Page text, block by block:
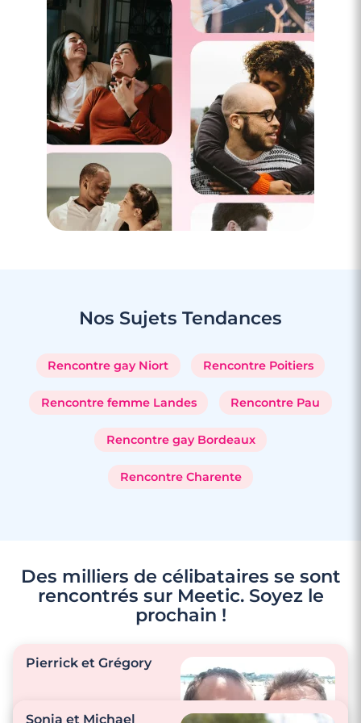
Nos Sujets Tendances
Rencontre gay Niort Rencontre Poitiers
Rencontre femme Landes Rencontre Pau
Rencontre gay Bordeaux
Rencontre Charente
Des milliers de célibataires se sont
rencontrés sur Meetic. Soyez le
prochain !
Pierrick et Grégory
Sonia et Michael